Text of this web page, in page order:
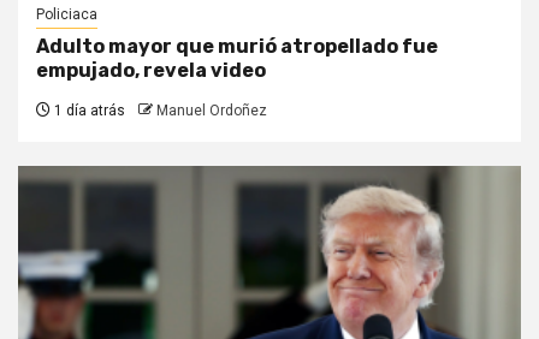
Policiaca
Adulto mayor que murió atropellado fue
empujado, revela video
1 día atrás Manuel Ordoñez